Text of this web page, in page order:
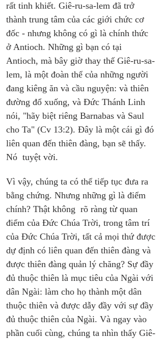
rất tinh khiết. Giê-ru-sa-lem đã trở
thành trung tâm của các giới chức cơ
đốc - nhưng không có gì là chính thức
ở Antioch. Những gì bạn có tại
Antioch, mà bây giờ thay thế Giê-ru-sa-
lem, là một đoàn thể của những người
đang kiêng ăn và cầu nguyện: và thiên
đường đổ xuống, và Đức Thánh Linh
nói, "hãy biệt riêng Barnabas và Saul
cho Ta" (Cv 13:2). Đây là một cái gì đó
liên quan đến thiên đàng, bạn sẽ thấy.
Nó  tuyệt vời.
Vì vậy, chúng ta có thể tiếp tục đưa ra
bằng chứng. Nhưng những gì là điểm
chính? Thật không  rõ ràng từ quan
điểm của Đức Chúa Trời, trong tâm trí
của Đức Chúa Trời, tất cả mọi thứ được
dự định có liên quan đến thiên đàng và
được thiên đàng quản lý chăng? Sự đầy
đủ thuộc thiên là mục tiêu của Ngài với
dân Ngài: làm cho họ thành một dân
thuộc thiên và được dẫy đầy với sự đầy
đủ thuộc thiên của Ngài. Và ngay vào
phần cuối cùng, chúng ta nhìn thấy Giê-